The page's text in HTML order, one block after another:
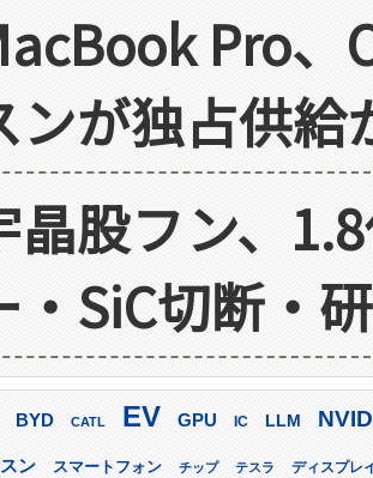
Pro
ンが独占供給
晶股フン、
・SiC切断・
BYD CATL EV GPU IC LLM
ン スマートフォン チップ テスラ ディスプレ